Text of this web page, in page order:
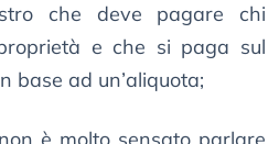
che deve pagare chi
e che si paga sul
base ad un’aliquota;